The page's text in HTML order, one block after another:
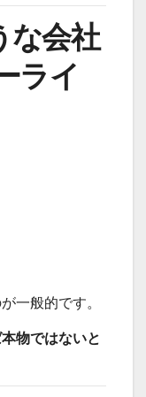
会社
ライ
一般的です。
物ではないと